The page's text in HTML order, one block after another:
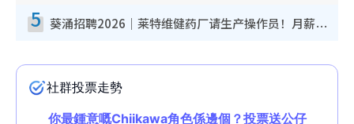
5 葵涌招聘2026｜莱特维健药厂请生产操作员！月薪高达$1.7万 冷气厂房/五天工作/保障双粮